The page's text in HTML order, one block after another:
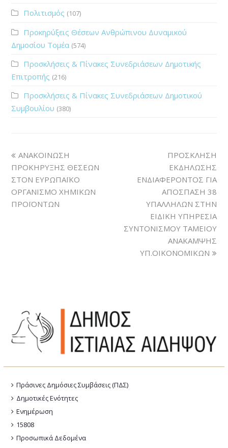
Πολιτισμός (107)
Προκηρύξεις Θέσεων Ανθρώπινου Δυναμικού
Δημοσίου Τομέα (574)
Προσκλήσεις & Πίνακες Συνεδριάσεων Δημοτικής
Επιτροπής (216)
Προσκλήσεις & Πίνακες Συνεδριάσεων Δημοτικού
Συμβουλίου (380)
ΑΝΑΚΟΙΝΩΣΗ
ΠΡΟΚΗΡΥΞΗΣ ΘΕΣΕΩΝ
ΣΤΟΝ ΕΥΡΩΠΑΪΚΟ
ΟΡΓΑΝΙΣΜΟ ΧΗΜΙΚΩΝ
ΠΡΟΪΟΝΤΩΝ
ΠΡΟΣΚΛΗΣΗ
ΕΚΔΗΛΩΣΗΣ
ΕΝΔΙΑΦΕΡΟΝΤΟΣ ΓΙΑ
ΑΠΟΣΠΑΣΗ 38
ΥΠΑΛΛΗΛΩΝ ΣΤΗΝ
ΕΙΔΙΚΗ ΥΠΗΡΕΣΙΑ
ΣΥΝΤΟΝΙΣΜΟΥ ΤΑΜΕΙΟΥ
ΑΝΑΚΑΜΨΗΣ
ΥΠ.ΟΙΚΟΝΟΜΙΚΩΝ
Πράσινες Δημόσιες Συμβάσεις (ΠΔΣ)
Δημοτικές Ενότητες
Ενημέρωση
15808
Προσωπικά Δεδομένα